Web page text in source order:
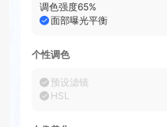
调色强度65%
面部曝光平衡
个性调色
预设滤镜
HSL